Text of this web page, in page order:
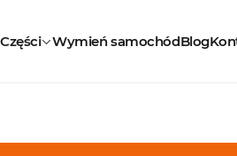
Wymień samochódBlog